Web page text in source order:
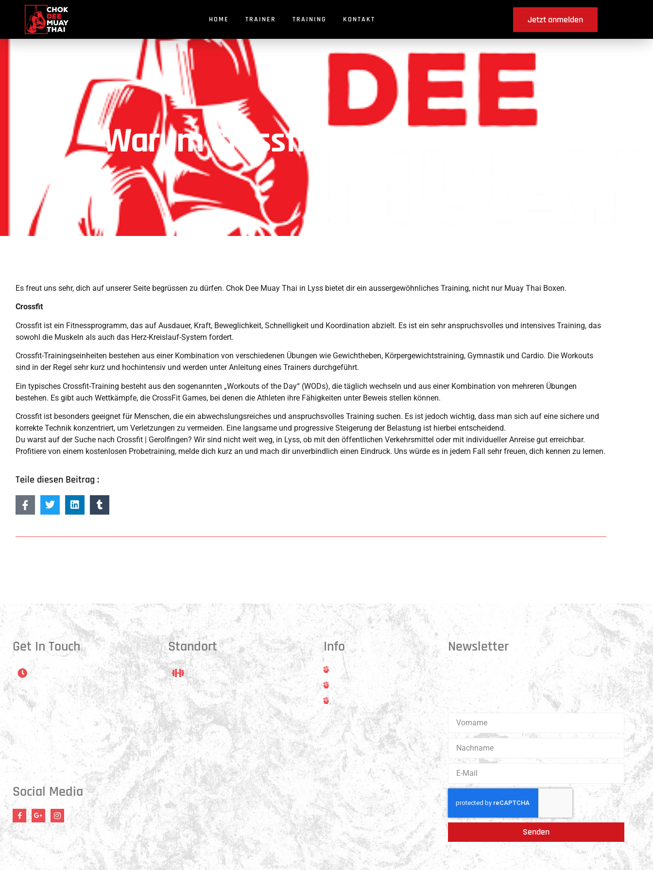
HOME TRAINER TRAINING KONTAKT Jetzt anmelden
Warum Crossfit in Gerolfingen ?
Es freut uns sehr, dich auf unserer Seite begrüssen zu dürfen. Chok Dee Muay Thai in Lyss bietet dir ein aussergewöhnliches Training, nicht nur Muay Thai Boxen.
Crossfit
Crossfit ist ein Fitnessprogramm, das auf Ausdauer, Kraft, Beweglichkeit, Schnelligkeit und Koordination abzielt. Es ist ein sehr anspruchsvolles und intensives Training, das
sowohl die Muskeln als auch das Herz-Kreislauf-System fordert.
Crossfit-Trainingseinheiten bestehen aus einer Kombination von verschiedenen Übungen wie Gewichtheben, Körpergewichtstraining, Gymnastik und Cardio. Die Workouts
sind in der Regel sehr kurz und hochintensiv und werden unter Anleitung eines Trainers durchgeführt.
Ein typisches Crossfit-Training besteht aus den sogenannten „Workouts of the Day“ (WODs), die täglich wechseln und aus einer Kombination von mehreren Übungen
bestehen. Es gibt auch Wettkämpfe, die CrossFit Games, bei denen die Athleten ihre Fähigkeiten unter Beweis stellen können.
Crossfit ist besonders geeignet für Menschen, die ein abwechslungsreiches und anspruchsvolles Training suchen. Es ist jedoch wichtig, dass man sich auf eine sichere und
korrekte Technik konzentriert, um Verletzungen zu vermeiden. Eine langsame und progressive Steigerung der Belastung ist hierbei entscheidend.
Du warst auf der Suche nach Crossfit | Gerolfingen? Wir sind nicht weit weg, in Lyss, ob mit den öffentlichen Verkehrsmittel oder mit individueller Anreise gut erreichbar.
Profitiere von einem kostenlosen Probetraining, melde dich kurz an und mach dir unverbindlich einen Eindruck. Uns würde es in jedem Fall sehr freuen, dich kennen zu lernen.
Teile diesen Beitrag :
Get In Touch
Öffnungszeiten
Montag:
17:15 - 21:00 Uhr
Mittwoch:
17:30 - 21:00 Uhr
Donnerstag:
17:15 - 18:45 Uhr
Freitag:
17:30 - 21:00 Uhr
Social Media
Standort
Standort
Hauptstrasse 31
3250 Lyss
Info
Trainer
Training
Kontakt
Newsletter
Erhalte 1x pro Quartal unsere News in dein Postfach.
Darüber hinaus teilen wir gerne Spannendes und
Lehrreiches aus der Welt des Muay Thai Boxen.
Senden